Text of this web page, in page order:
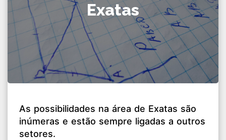
Exatas
As possibilidades na área de Exatas são
inúmeras e estão sempre ligadas a outros
setores.